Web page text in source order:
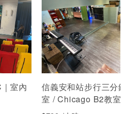
室內
信義安和站步行三分
室 / Chicago B2教室